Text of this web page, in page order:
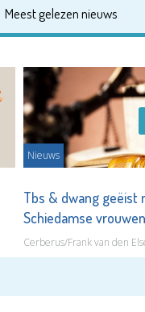
Meest gelezen nieuws
Nieuws
Tbs & dwang geëist
Schiedamse
Cerberus/Frank van den